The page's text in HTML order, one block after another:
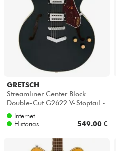
GRETSCH
Streamliner Center Block
Double-Cut G2622 V-Stoptail -
Midnight sapphire
Internet
Historias
549.00 €